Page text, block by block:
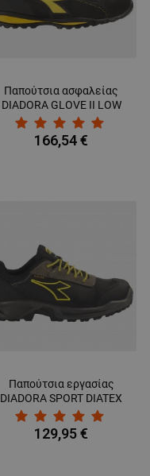
Παπούτσια ασφαλείας
DIADORA GLOVE II LOW
S3 HRO SRA
166,54 €
Παπούτσια εργασίας
DIADORA SPORT DIATEX
BLACK/GREY LOW S3 WR
CI SRC
129,95 €